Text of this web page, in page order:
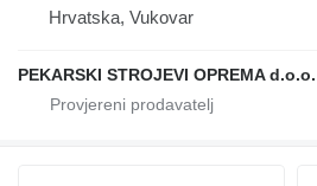
Hrvatska, Vukovar
PEKARSKI STROJEVI OPREMA d.o.o.